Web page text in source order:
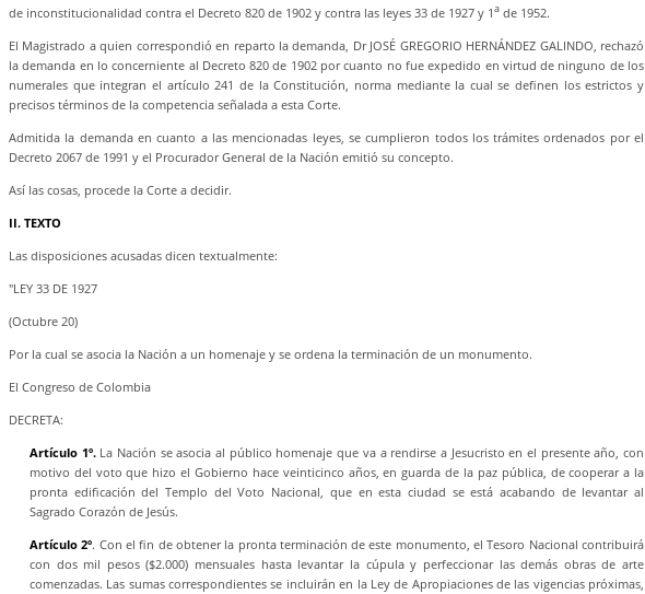
de inconstitucionalidad contra el Decreto 820 de 1902 y contra las leyes 33 de 1927 y 1a de 1952.
El Magistrado a quien correspondió en reparto la demanda, Dr JOSÉ GREGORIO HERNÁNDEZ GALINDO, rechazó
la demanda en lo concerniente al Decreto 820 de 1902 por cuanto no fue expedido en virtud de ninguno de los
numerales que integran el artículo 241 de la Constitución, norma mediante la cual se definen los estrictos y
precisos términos de la competencia señalada a esta Corte.
Admitida la demanda en cuanto a las mencionadas leyes, se cumplieron todos los trámites ordenados por el
Decreto 2067 de 1991 y el Procurador General de la Nación emitió su concepto.
Así las cosas, procede la Corte a decidir.
II. TEXTO
Las disposiciones acusadas dicen textualmente:
"LEY 33 DE 1927
(Octubre 20)
Por la cual se asocia la Nación a un homenaje y se ordena la terminación de un monumento.
El Congreso de Colombia
DECRETA:
Artículo 1º.La Nación se asocia al público homenaje que va a rendirse a Jesucristo en el presente año, con
motivo del voto que hizo el Gobierno hace veinticinco años, en guarda de la paz pública, de cooperar a la
pronta edificación del Templo del Voto Nacional, que en esta ciudad se está acabando de levantar al
Sagrado Corazón de Jesús.
Artículo 2º. Con el fin de obtener la pronta terminación de este monumento, el Tesoro Nacional contribuirá
con dos mil pesos ($2.000) mensuales hasta levantar la cúpula y perfeccionar las demás obras de arte
comenzadas. Las sumas correspondientes se incluirán en la Ley de Apropiaciones de las vigencias próximas,